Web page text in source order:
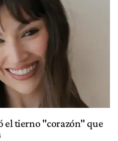
el tierno "corazón" que